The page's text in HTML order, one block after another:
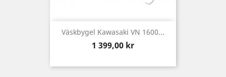
Väskbygel Kawasaki VN 1600...
Pris
1 399,00 kr